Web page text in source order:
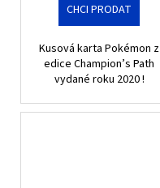
CHCI PRODAT
Kusová karta Pokémon z
edice Champion’s Path
vydané roku 2020 !